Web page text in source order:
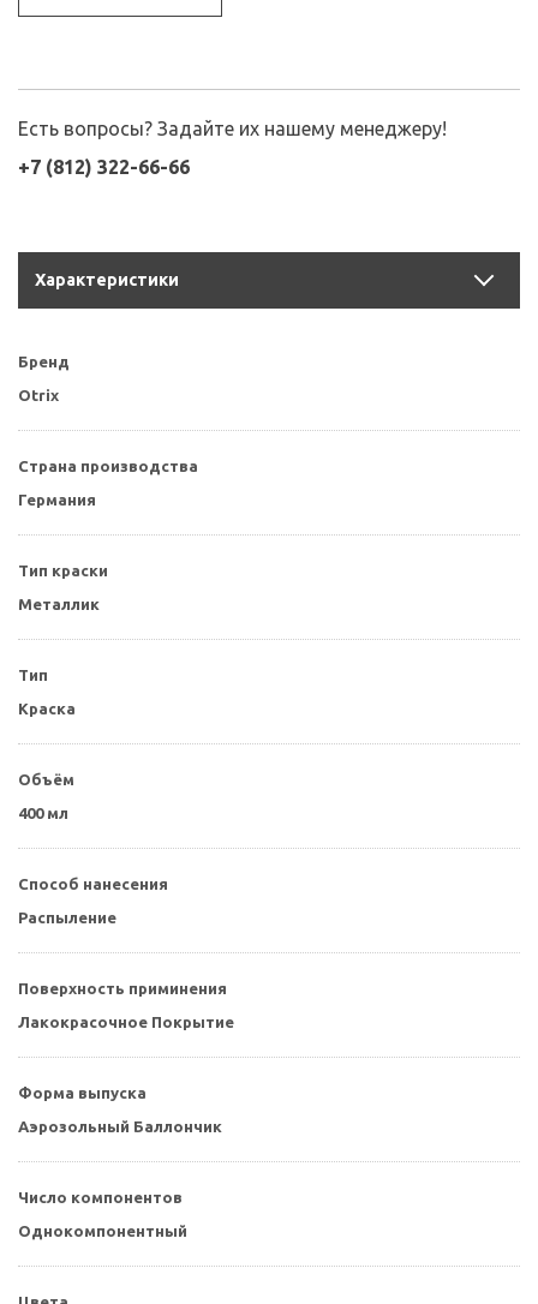
Есть вопросы? Задайте их нашему менеджеру!
+7 (812) 322-66-66
Характеристики
Бренд
Otrix
Страна производства
Германия
Тип краски
Металлик
Тип
Краска
Объём
400 мл
Способ нанесения
Распыление
Поверхность приминения
Лакокрасочное Покрытие
Форма выпуска
Аэрозольный Баллончик
Число компонентов
Однокомпонентный